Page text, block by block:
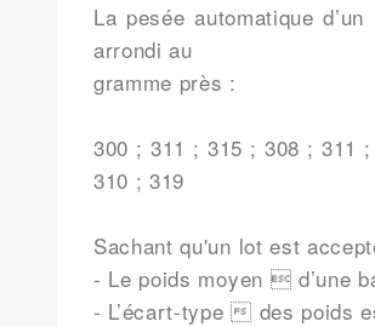
La pesée automatique
arrondi au
gramme près :
300 ; 311 ; 315 ; 308 ; 311
310 ; 319
Sachant qu'un lot est
- Le poids moyen  d’une
- L’écart-type  des poids